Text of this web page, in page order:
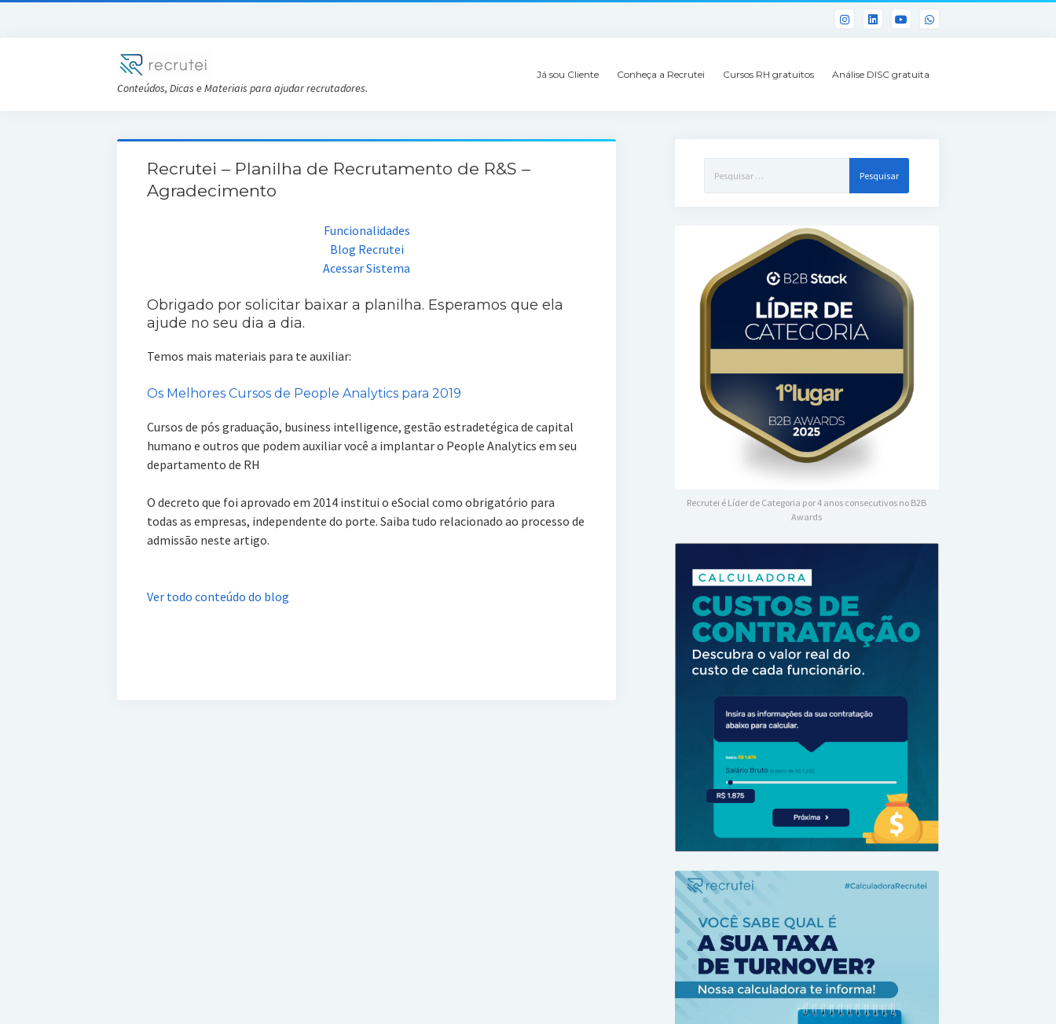
Conteúdos, Dicas e Materiais para ajudar recrutadores.
Já sou Cliente Conheça a Recrutei Cursos RH gratuitos Análise DISC gratuita
Recrutei – Planilha de Recrutamento de R&S –
Agradecimento
Funcionalidades
Blog Recrutei
Acessar Sistema
Obrigado por solicitar baixar a planilha. Esperamos que ela
ajude no seu dia a dia.
Temos mais materiais para te auxiliar:
Os Melhores Cursos de People Analytics para 2019
Cursos de pós graduação, business intelligence, gestão estradetégica de capital
humano e outros que podem auxiliar você a implantar o People Analytics em seu
departamento de RH
O decreto que foi aprovado em 2014 institui o eSocial como obrigatório para
todas as empresas, independente do porte. Saiba tudo relacionado ao processo de
admissão neste artigo.
Ver todo conteúdo do blog
por:
Recrutei é Líder de Categoria por 4 anos consecutivos no B2B
Awards